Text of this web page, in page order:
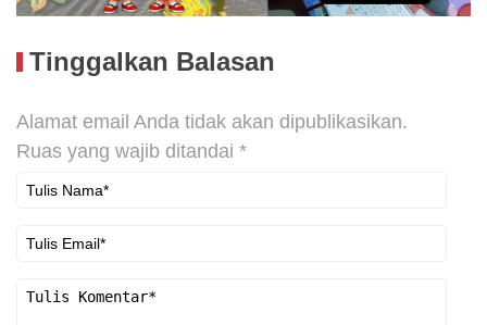
Tinggalkan Balasan
Alamat email Anda tidak akan dipublikasikan.
Ruas yang wajib ditandai *